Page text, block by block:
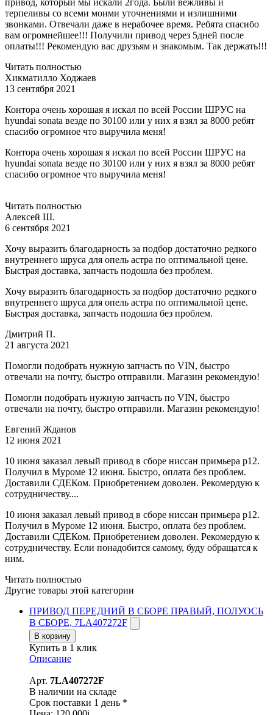
привод, который мы искали 2года. Были вежливы и
терпеливы со всеми моими уточнениями и излишними
звонками. Отвечали даже в нерабочее время. Ребята спасибо
вам огромнейшее!!! Получили привод через 5дней после
оплаты!!! Рекомендую вас друзьям и знакомым. Так держать!!!
Читать полностью
Хикматилло Ходжаев
13 сентября 2021
Контора очень хорошая я искал по всей России ШРУС на
hyundai sonata везде по 30100 или у них я взял за 8000 ребят
спасибо огромное что выручила меня!
Контора очень хорошая я искал по всей России ШРУС на
hyundai sonata везде по 30100 или у них я взял за 8000 ребят
спасибо огромное что выручила меня!
Читать полностью
Алексей Ш.
6 сентября 2021
Хочу выразить благодарность за подбор достаточно редкого
внутреннего шруса для опель астра по оптимальной цене.
Быстрая доставка, запчасть подошла без проблем.
Хочу выразить благодарность за подбор достаточно редкого
внутреннего шруса для опель астра по оптимальной цене.
Быстрая доставка, запчасть подошла без проблем.
Дмитрий П.
21 августа 2021
Помогли подобрать нужную запчасть по VIN, быстро
отвечали на почту, быстро отправили. Магазин рекомендую!
Помогли подобрать нужную запчасть по VIN, быстро
отвечали на почту, быстро отправили. Магазин рекомендую!
Евгений Жданов
12 июня 2021
10 июня заказал левый привод в сборе ниссан примьера р12.
Получил в Муроме 12 июня. Быстро, оплата без проблем.
Доставили СДЕКом. Приобретением доволен. Рекомердую к
сотрудничеству....
10 июня заказал левый привод в сборе ниссан примьера р12.
Получил в Муроме 12 июня. Быстро, оплата без проблем.
Доставили СДЕКом. Приобретением доволен. Рекомердую к
сотрудничеству. Если понадобится самому, буду обращатся к
ним.
Читать полностью
Другие товары этой категории
ПРИВОД ПЕРЕДНИЙ В СБОРЕ ПРАВЫЙ, ПОЛУОСЬ
В СБОРЕ, 7LA407272F
В корзину
Купить в 1 клик
Описание
Арт. 7LA407272F
В наличии на складе
Срок поставки 1 день *